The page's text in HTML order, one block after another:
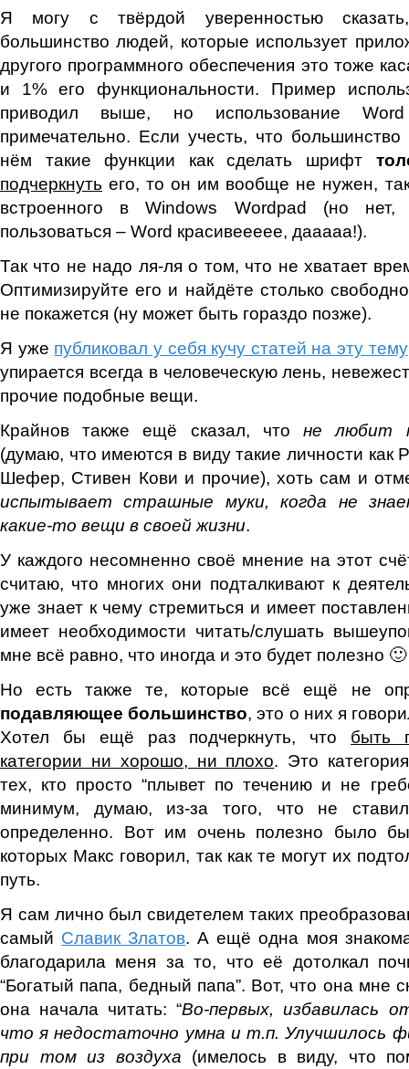
Я могу с твёрдой уверенностью
большинство людей, которые использует
другого программного обеспечения это тоже
и 1% его функциональности. Пример
приводил выше, но использование
примечательно. Если учесть, что
нём такие функции как сделать шрифт
подчеркнуть его, то он им вообще не нужен,
встроенного в Windows Wordpad (но
пользоваться – Word красивеееее, дааааа!).
Так что не надо ля-ля о том, что не хватает
Оптимизируйте его и найдёте столько
не покажется (ну может быть гораздо позже).
Я уже публиковал у себя кучу статей на эту тему
упирается всегда в человеческую лень,
прочие подобные вещи.
Крайнов также ещё сказал, чтоне любит
(думаю, что имеются в виду такие личности как
Шефер, Стивен Кови и прочие), хоть сам и
испытывает страшные муки, когда не
какие-то вещи в своей жизни.
У каждого несомненно своё мнение на этот
считаю, что многих они подталкивают к
уже знает к чему стремиться и имеет
имеет необходимости читать/слушать
мне всё равно, что иногда и это будет полезно
Но есть также те, которые всё ещё не
подавляющее большинство, это о них я
Хотел бы ещё раз подчеркнуть, что быть
категории ни хорошо, ни плохо. Это
тех, кто просто “плывет по течению и не
минимум, думаю, из-за того, что не
определенно. Вот им очень полезно было бы
которых Макс говорил, так как те могут их
путь.
Я сам лично был свидетелем таких
самый Славик Златов. А ещё одна моя
благодарила меня за то, что её дотолкал
“Богатый папа, бедный папа”. Вот, что она мне
она начала читать: “Во-первых, избавилась
что я недостаточно умна и т.п. Улучшилось
при том из воздуха (имелось в виду, что